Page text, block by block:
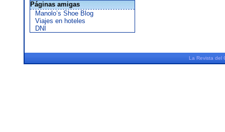
Páginas amigas
Manolo’s Shoe Blog
Viajes en hoteles
DNI
La Revista del